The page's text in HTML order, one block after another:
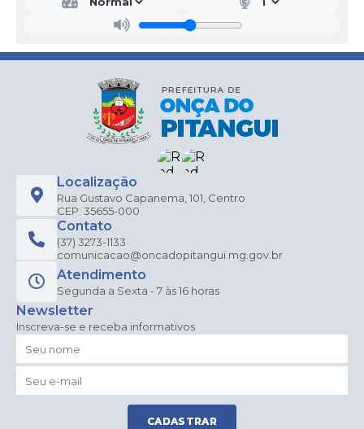
Localização
Rua Gustavo Capanema, 101, Centro
CEP: 35655-000
Contato
(37) 3273-1133
comunicacao@oncadopitangui.mg.gov.br
Atendimento
Segunda a Sexta - 7 às 16 horas
Newsletter
Inscreva-se e receba informativos
CADASTRAR